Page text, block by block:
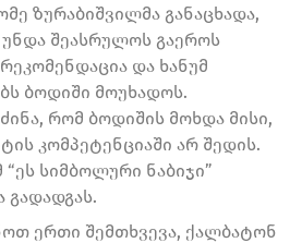
ზურაბიშვილმა განაცხადა,
შეასრულოს გაეროს
და ხანუმ
ბოდიში მოუხადოს.
რომ ბოდიშის მოხდა მისი,
კომპეტენციაში არ შედის.
სიმბოლური ნაბიჯი”
გადადგას.
ერთი შემთხვევა, ქალბატონ